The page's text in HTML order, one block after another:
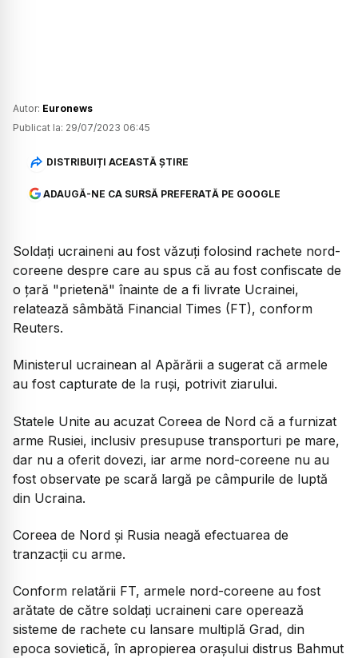
Autor: Euronews
Publicat la: 29/07/2023 06:45
DISTRIBUIȚI ACEASTĂ ȘTIRE
ADAUGĂ-NE CA SURSĂ PREFERATĂ PE GOOGLE
Soldaţi ucraineni au fost văzuţi folosind rachete nord-
coreene despre care au spus că au fost confiscate de
o ţară "prietenă" înainte de a fi livrate Ucrainei,
relatează sâmbătă Financial Times (FT), conform
Reuters.
Ministerul ucrainean al Apărării a sugerat că armele
au fost capturate de la ruşi, potrivit ziarului.
Statele Unite au acuzat Coreea de Nord că a furnizat
arme Rusiei, inclusiv presupuse transporturi pe mare,
dar nu a oferit dovezi, iar arme nord-coreene nu au
fost observate pe scară largă pe câmpurile de luptă
din Ucraina.
Coreea de Nord şi Rusia neagă efectuarea de
tranzacţii cu arme.
Conform relatării FT, armele nord-coreene au fost
arătate de către soldaţi ucraineni care operează
sisteme de rachete cu lansare multiplă Grad, din
epoca sovietică, în apropierea oraşului distrus Bahmut